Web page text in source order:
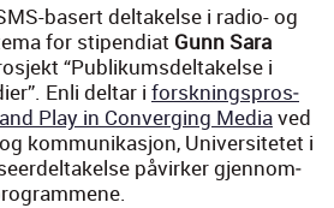
basert deltakelse i radio- og
for stipen­di­at Gunn Sara
“Pub­likums­deltakelse i
Enli deltar i forskn­ing­spros­
Play in Con­verg­ing Mediaved
kom­mu­nikasjon, Uni­ver­sitetet i
påvirk­er gjen­nom­